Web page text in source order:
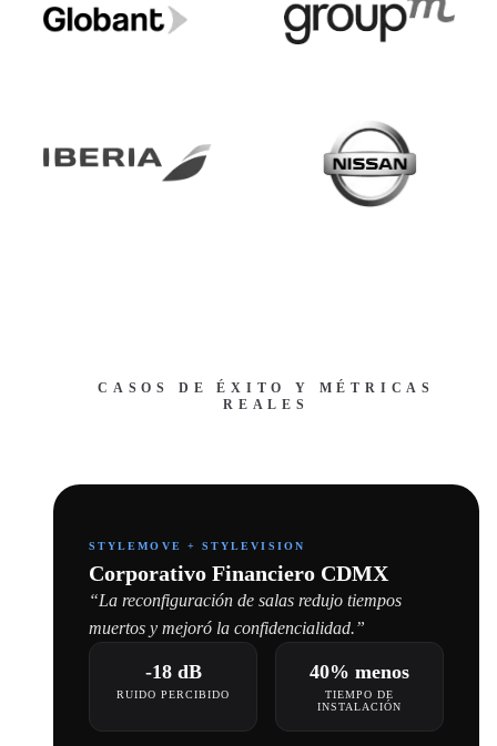
CASOS DE ÉXITO Y MÉTRICAS
REALES
STYLEMOVE + STYLEVISION
Corporativo Financiero CDMX
“La reconfiguración de salas redujo tiempos
muertos y mejoró la confidencialidad.”
-18 dB
RUIDO PERCIBIDO
40% menos
TIEMPO DE
INSTALACIÓN